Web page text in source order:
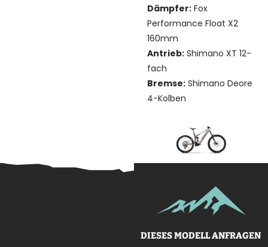
Dämpfer: Fox
Performance Float X2
160mm
Antrieb: Shimano XT 12-
fach
Bremse: Shimano Deore
4-Kolben
DIESES MODELL ANFRAGEN